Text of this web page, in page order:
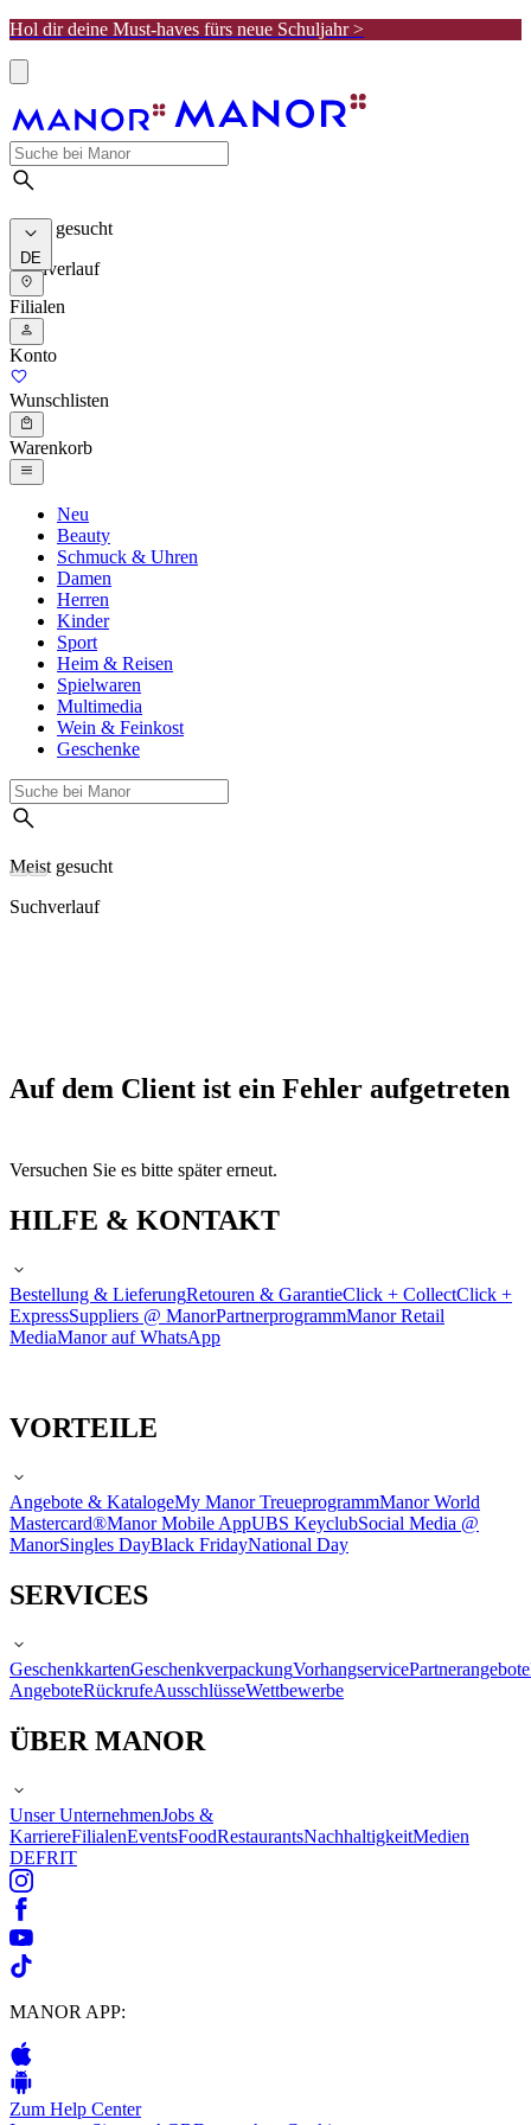
Hol dir deine Must-haves fürs neue Schuljahr >
Meist gesucht
Suchverlauf
DE
Filialen
Konto
Wunschlisten
Warenkorb
Neu
Beauty
Schmuck & Uhren
Damen
Herren
Kinder
Sport
Heim & Reisen
Spielwaren
Multimedia
Wein & Feinkost
Geschenke
Meist gesucht
Suchverlauf
Auf dem Client ist ein Fehler aufgetreten
Versuchen Sie es bitte später erneut.
HILFE & KONTAKT
Bestellung & LieferungRetouren & GarantieClick + CollectClick +
ExpressSuppliers @ ManorPartnerprogrammManor Retail
MediaManor auf WhatsApp
VORTEILE
Angebote & KatalogeMy Manor TreueprogrammManor World
Mastercard®Manor Mobile AppUBS KeyclubSocial Media @
ManorSingles DayBlack FridayNational Day
SERVICES
GeschenkkartenGeschenkverpackungVorhangservicePartnerangebote
AngeboteRückrufeAusschlüsseWettbewerbe
ÜBER MANOR
Unser UnternehmenJobs &
KarriereFilialenEventsFoodRestaurantsNachhaltigkeitMedien
DEFRIT
MANOR APP:
Zum Help Center